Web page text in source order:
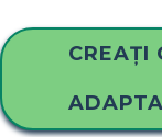
CREAȚI